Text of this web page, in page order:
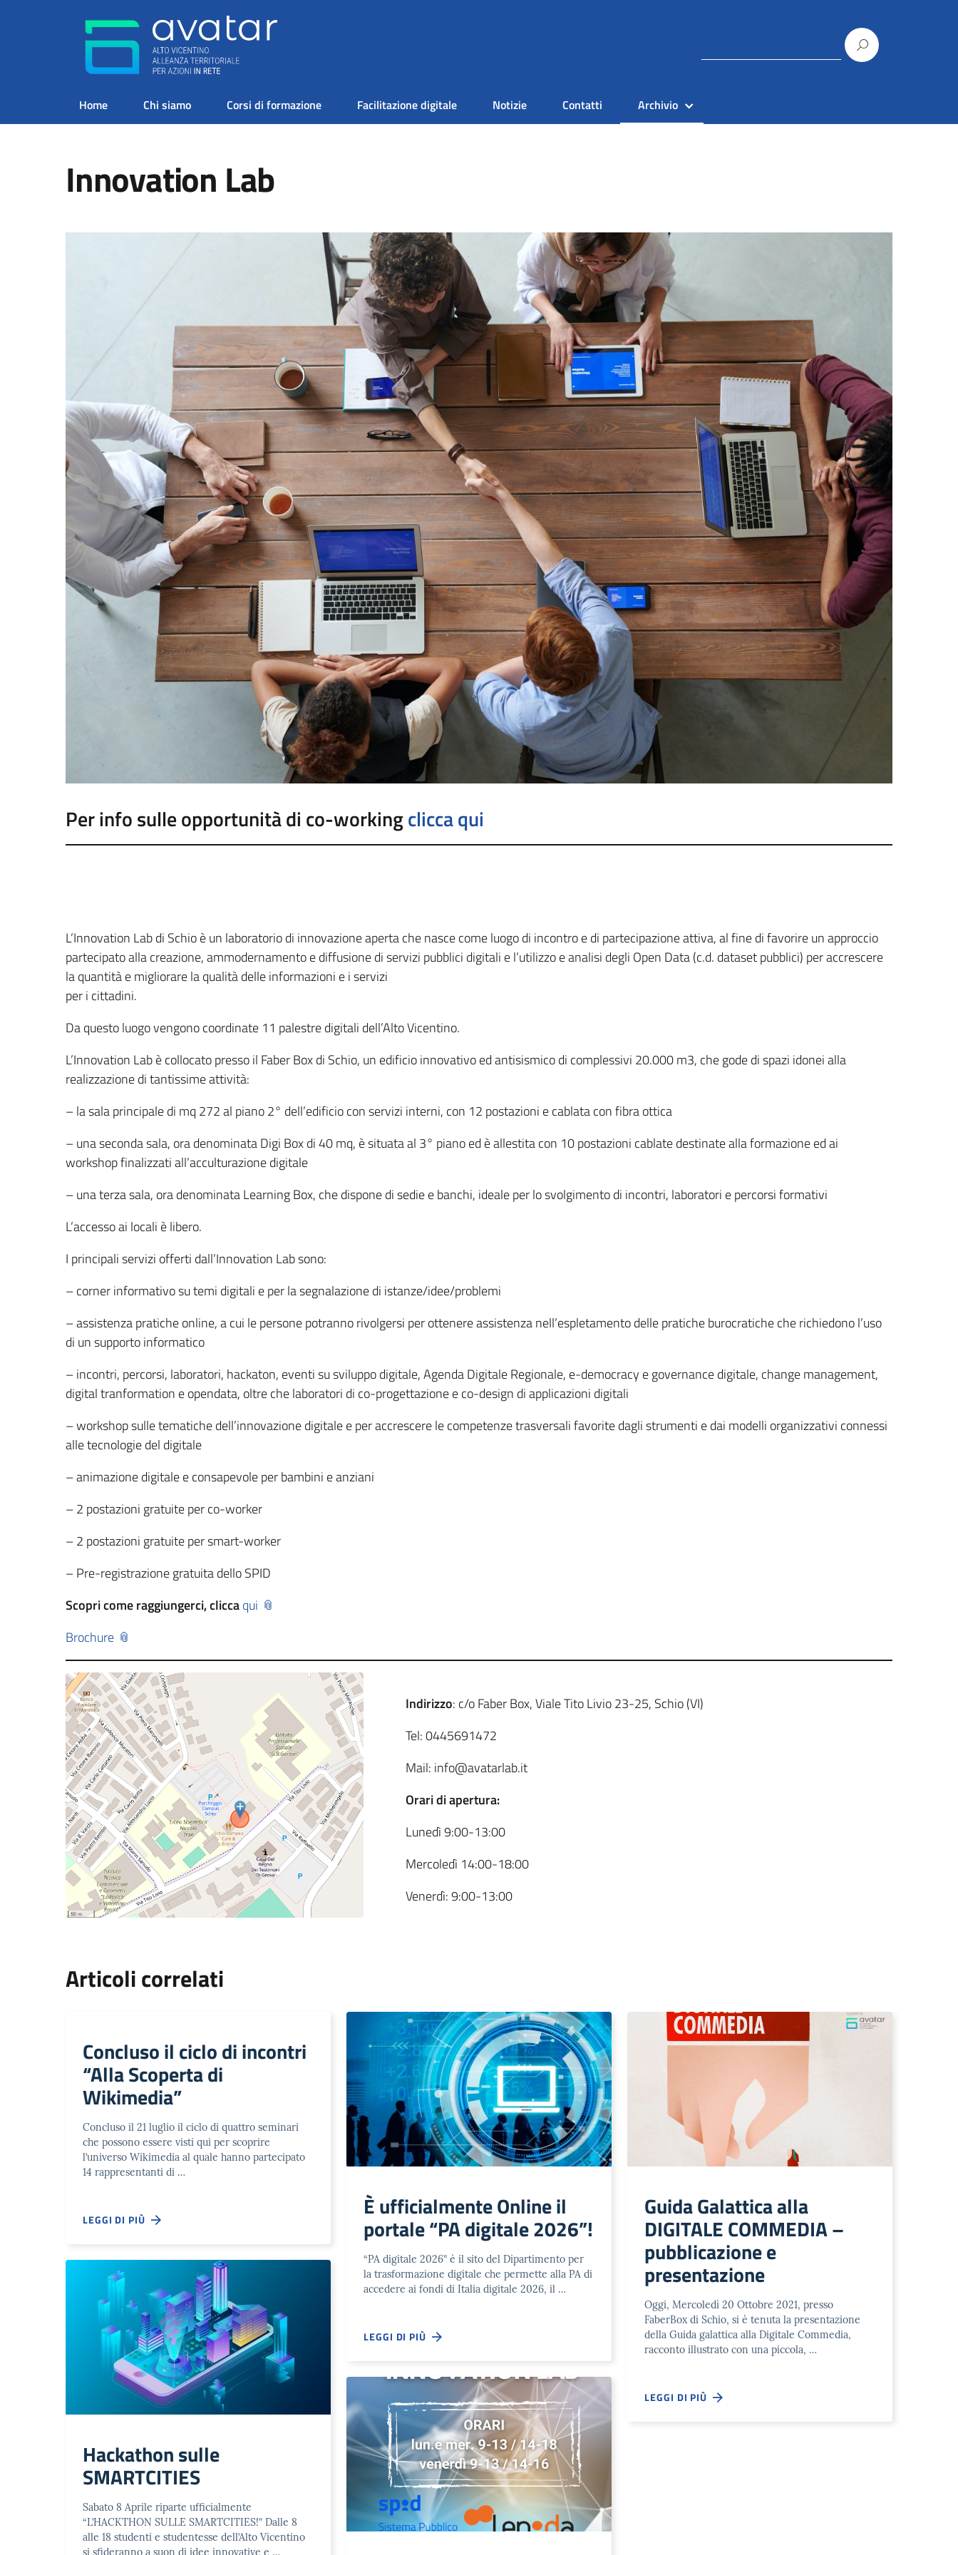
Home Chi siamo Corsi di formazione Facilitazione digitale Notizie Contatti Archivio
Innovation Lab
Per info sulle opportunità di co-workingclicca qui
L’Innovation Lab di Schio è un laboratorio di innovazione aperta che nasce come luogo di incontro e di partecipazione attiva, al fine di favorire un approccio
partecipato alla creazione, ammodernamento e diffusione di servizi pubblici digitali e l’utilizzo e analisi degli Open Data (c.d. dataset pubblici) per accrescere
la quantità e migliorare la qualità delle informazioni e i servizi
per i cittadini.
Da questo luogo vengono coordinate 11 palestre digitali dell’Alto Vicentino.
L’Innovation Lab è collocato presso il Faber Box di Schio, un edificio innovativo ed antisismico di complessivi 20.000 m3, che gode di spazi idonei alla
realizzazione di tantissime attività:
– la sala principale di mq 272 al piano 2° dell’edificio con servizi interni, con 12 postazioni e cablata con fibra ottica
– una seconda sala, ora denominata Digi Box di 40 mq, è situata al 3° piano ed è allestita con 10 postazioni cablate destinate alla formazione ed ai
workshop finalizzati all’acculturazione digitale
– una terza sala, ora denominata Learning Box, che dispone di sedie e banchi, ideale per lo svolgimento di incontri, laboratori e percorsi formativi
L’accesso ai locali è libero.
I principali servizi offerti dall’Innovation Lab sono:
– corner informativo su temi digitali e per la segnalazione di istanze/idee/problemi
– assistenza pratiche online, a cui le persone potranno rivolgersi per ottenere assistenza nell’espletamento delle pratiche burocratiche che richiedono l’uso
di un supporto informatico
– incontri, percorsi, laboratori, hackaton, eventi su sviluppo digitale, Agenda Digitale Regionale, e-democracy e governance digitale, change management,
digital tranformation e opendata, oltre che laboratori di co-progettazione e co-design di applicazioni digitali
– workshop sulle tematiche dell’innovazione digitale e per accrescere le competenze trasversali favorite dagli strumenti e dai modelli organizzativi connessi
alle tecnologie del digitale
– animazione digitale e consapevole per bambini e anziani
– 2 postazioni gratuite per co-worker
– 2 postazioni gratuite per smart-worker
– Pre-registrazione gratuita dello SPID
Scopri come raggiungerci, cliccaqui
Brochure
Indirizzo: c/o Faber Box, Viale Tito Livio 23-25, Schio (VI)
Tel: 0445691472
Mail: info@avatarlab.it
Orari di apertura:
Lunedì 9:00-13:00
Mercoledì 14:00-18:00
Venerdì: 9:00-13:00
Articoli correlati
Concluso il ciclo di incontri
“Alla Scoperta di
Wikimedia”
Concluso il 21 luglio il ciclo di quattro seminari
che possono essere visti qui per scoprire
l’universo Wikimedia al quale hanno partecipato
14 rappresentanti di …
LEGGI DI PIÙ
Hackathon sulle
SMARTCITIES
Sabato 8 Aprile riparte ufficialmente
“L’HACKTHON SULLE SMARTCITIES!” Dalle 8
alle 18 studenti e studentesse dell’Alto Vicentino
si sfideranno a suon di idee innovative e …
È ufficialmente Online il
portale “PA digitale 2026”!
“PA digitale 2026” è il sito del Dipartimento per
la trasformazione digitale che permette alla PA di
accedere ai fondi di Italia digitale 2026, il …
LEGGI DI PIÙ
Guida Galattica alla
DIGITALE COMMEDIA –
pubblicazione e
presentazione
Oggi, Mercoledì 20 Ottobre 2021, presso
FaberBox di Schio, si è tenuta la presentazione
della Guida galattica alla Digitale Commedia,
racconto illustrato con una piccola, …
LEGGI DI PIÙ